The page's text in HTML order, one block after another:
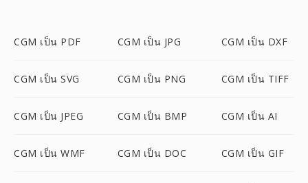
CGM เป็น PDF CGM เป็น JPG CGM เป็น DXF
CGM เป็น SVG CGM เป็น PNG CGM เป็น TIFF
CGM เป็น JPEG CGM เป็น BMP CGM เป็น AI
CGM เป็น WMF CGM เป็น DOC CGM เป็น GIF